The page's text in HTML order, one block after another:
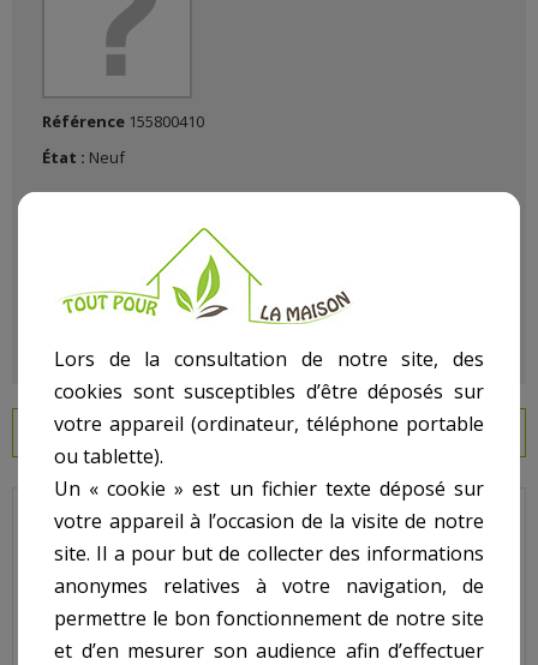
Référence 155800410
État : Neuf
EN SAVOIR PLUS
Propure - Pour Filtre S21 et S25 - N° 14 - Crépines (jeu de 8) S25
Code : 8308-S25
Sur image , N° 14
Lors de la consultation de notre site, des
cookies sont susceptibles d’être déposés sur
votre appareil (ordinateur, téléphone portable
ou tablette).
Un « cookie » est un fichier texte déposé sur
votre appareil à l’occasion de la visite de notre
site. Il a pour but de collecter des informations
anonymes relatives à votre navigation, de
permettre le bon fonctionnement de notre site
et d’en mesurer son audience afin d’effectuer